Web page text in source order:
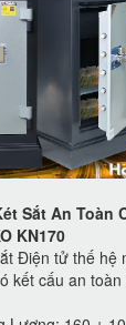
Sắt An Toàn
KN170
Điện tử thế hệ
kết cấu an